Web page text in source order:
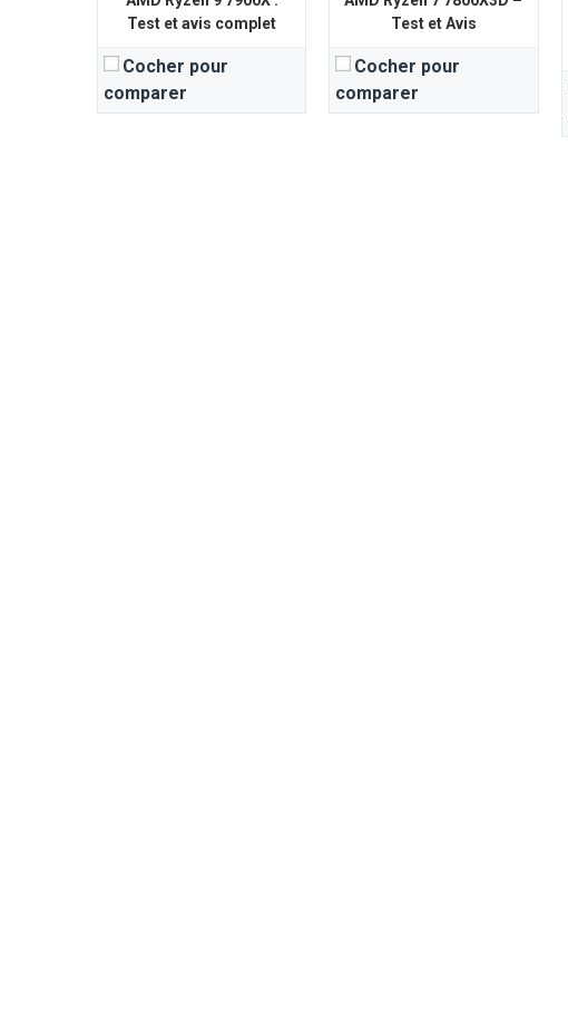
Test et avis complet
Cocher pour
comparer
Test et Avis
Cocher pour
comparer